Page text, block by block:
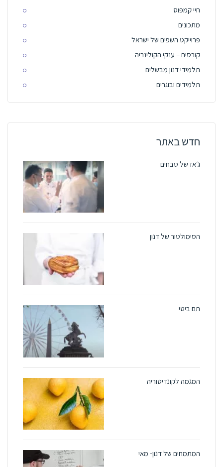
חיי קמפוס
מתכונים
פרוייקט השפים של ישראל
קורסים – ענקי הקולינריה
תלמידי דנון מבשלים
תלמידים ובוגרים
חדש באתר
ג׳אז של טבחים
הסימולטור של דנון
תם ביטי
המגמה לקונדיטוריה
המתמחים של דנון- מאי